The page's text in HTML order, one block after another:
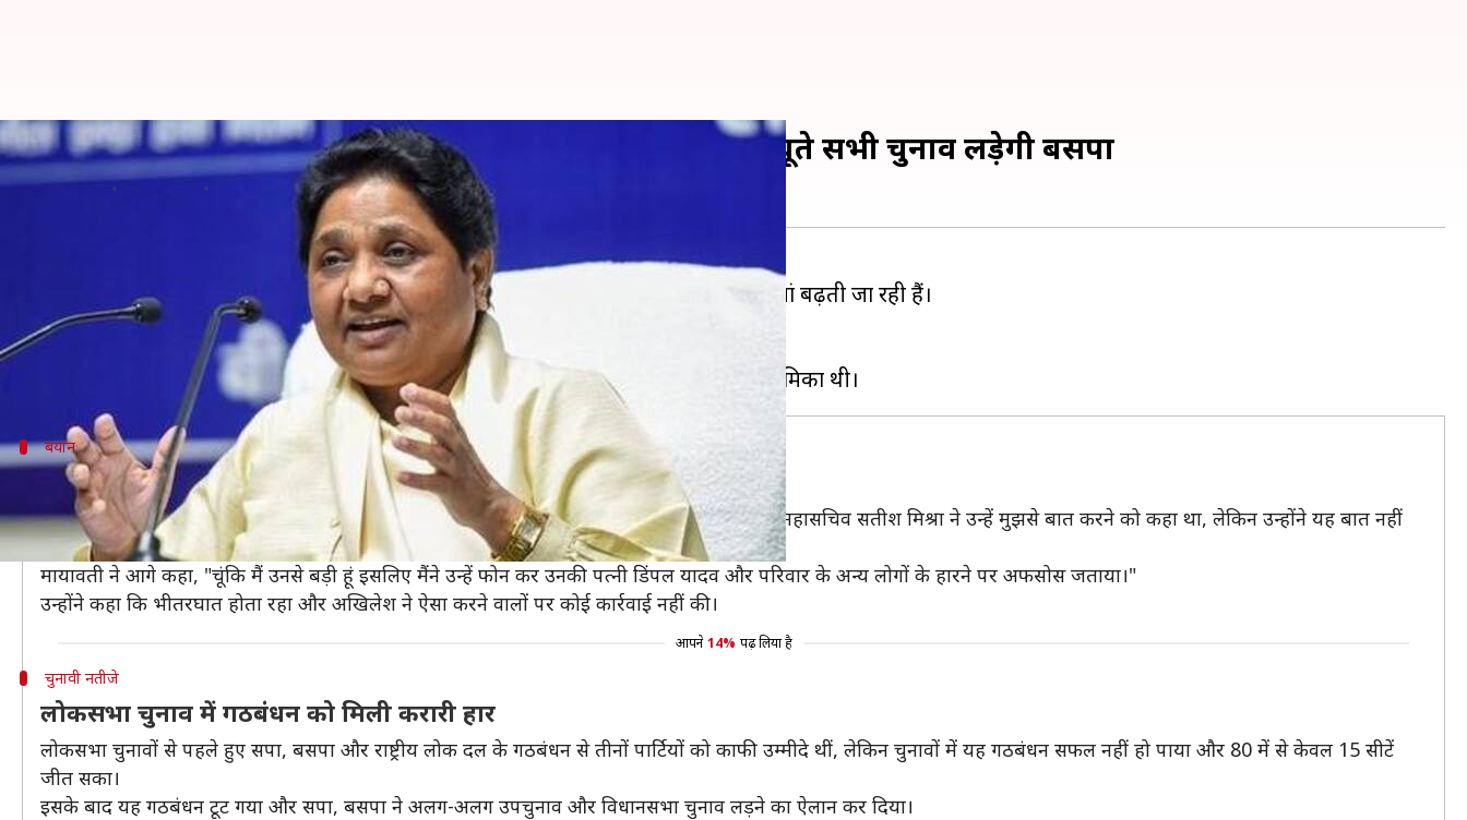
लोकसभा चुनाव नतीजों के बाद सपा से नाराज मायावती, अपने बूते सभी चुनाव लड़ेगी बसपा
लेखन
लोकसभा चुनावों में मिली करारी हार के बाद समाजवादी पार्टी और बहुजन समाज पार्टी के बीच दूरियां बढ़ती जा रही हैं।
मायावती ने रविवार को कहा कि चुनावों में मिली हार के बाद अखिलेश यादव ने उन्हें फोन नहीं किया।
इतना ही नहीं, मायावती ने सपा के वरिष्ठ नेता मुलायम सिंह यादव पर भी निशाना साधा।
बयान
बड़ी होने के नाते मैंने किया अखिलेश को फोन- मायावती
मायावती ने कहा, "चुनावों में महागठबंधन की हार के बाद अखिलेश यादव ने मुझे फोन नहीं किया। बसपा महासचिव सतीश मिश्रा ने उन्हें मुझसे बात करने को कहा था, लेकिन उन्होंने यह बात नहीं
सुनी।"
मायावती ने आगे कहा, "चूंकि मैं उनसे बड़ी हूं इसलिए मैंने उन्हें फोन कर उनकी पत्नी डिंपल यादव और परिवार के अन्य लोगों के हारने पर अफसोस जताया।"
उन्होंने कहा कि भीतरघात होता रहा और अखिलेश ने ऐसा करने वालों पर कोई कार्रवाई नहीं की।
आपने 14% पढ़ लिया है
चुनावी नतीजे
लोकसभा चुनाव में गठबंधन को मिली करारी हार
लोकसभा चुनावों से पहले हुए सपा, बसपा और राष्ट्रीय लोक दल के गठबंधन से तीनों पार्टियों को काफी उम्मीदे थीं, लेकिन चुनावों में यह गठबंधन सफल नहीं हो पाया और 80 में से केवल 15 सीटें
जीत सका।
इसके बाद यह गठबंधन टूट गया और सपा, बसपा ने अलग-अलग उपचुनाव और विधानसभा चुनाव लड़ने का ऐलान कर दिया।